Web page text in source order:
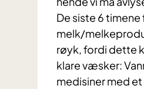
De siste 6
melk/
røyk, fordi dette
klare væsker:
medisiner med et